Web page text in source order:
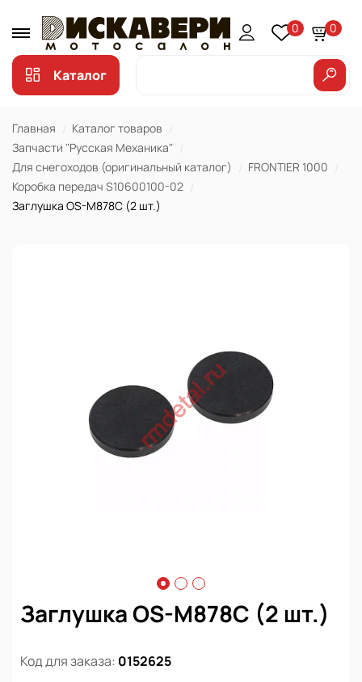
0 0
Каталог
Главная
Каталог товаров
Запчасти "Русская Механика"
Для снегоходов (оригинальный каталог)
FRONTIER 1000
Коробка передач S10600100-02
Заглушка OS-M878C (2 шт.)
Заглушка OS-M878C (2 шт.)
Код для заказа: 0152625